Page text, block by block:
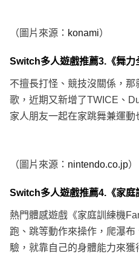
（圖片來源： konami）
Switch多人遊戲推薦3.《舞力
不擅長打怪、競技沒關係，
歌，近期又新增了TWICE、
家人朋友一起在家跳舞兼運動
（圖片來源： nintendo.co.jp）
Switch多人遊戲推薦4.《家庭
熱門體感遊戲《家庭訓練機
跑、跳等動作來操作，爬瀑
驗，就靠自己的身體能力來獲